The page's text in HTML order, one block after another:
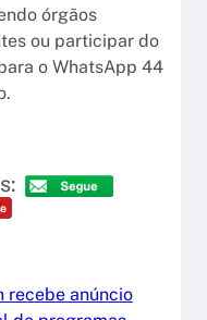
órgãos
ou participar do
o WhatsApp 44
recebe anúncio